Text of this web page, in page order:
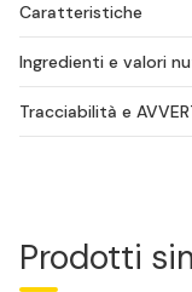
Caratteristiche
Ingredienti e valori
Tracciabilità e
Prodotti